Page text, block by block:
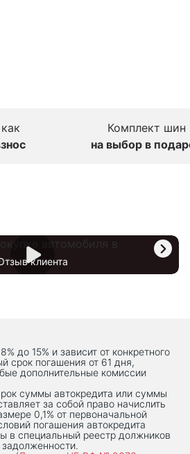
Комплект шин
на выбор в
клиента
до 15% и зависит от конкретного
срок погашения от 61 дня,
дополнительные комиссии
суммы автокредита или суммы
за собой право начислить
0,1% от первоначальной
погашения автокредита
в специальный реестр должников
задолженности.